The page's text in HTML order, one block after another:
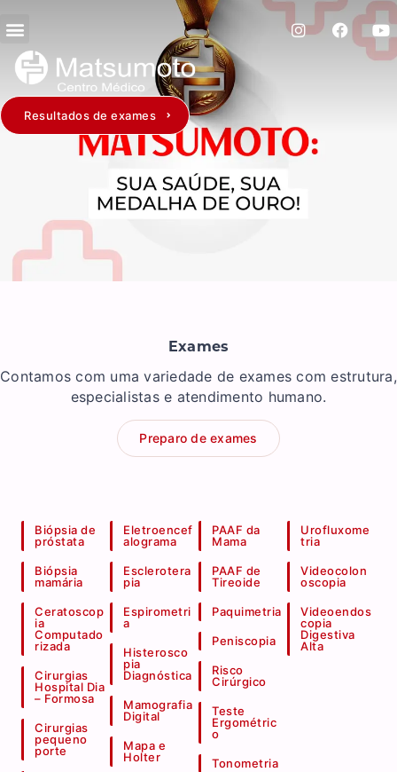
Resultados de exames
Exames
Contamos com uma variedade de exames com estrutura,
especialistas e atendimento humano.
Preparo de exames
Biópsia de
próstata
Biópsia
mamária
Ceratoscop
ia
Computado
rizada
Cirurgias
Hospital Dia
– Formosa
Cirurgias
pequeno
porte
Eletroencef
alograma
Esclerotera
pia
Espirometri
a
Histerosco
pia
Diagnóstica
Mamografia
Digital
Mapa e
Holter
PAAF da
Mama
PAAF de
Tireoide
Paquimetria
Peniscopia
Risco
Cirúrgico
Teste
Ergométric
o
Tonometria
Urofluxome
tria
Videocolon
oscopia
Videoendos
copia
Digestiva
Alta